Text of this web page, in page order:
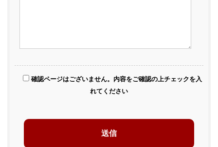
確認ページはございません。内容をご確認の上チェックを入
れてください